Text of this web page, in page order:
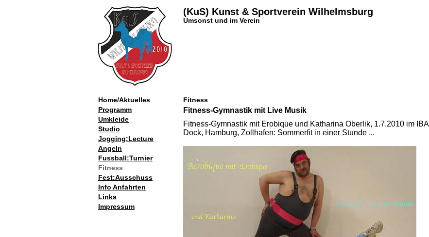
(KuS) Kunst & Sportverein Wilhelmsburg
Umsonst und im Verein
Home/Aktuelles
Programm
Umkleide
Studio
Jogging:Lecture
Angeln
Fussball:Turnier
Fitness
Fest:Ausschuss
Info Anfahrten
Links
Impressum
Fitness
Fitness-Gymnastik mit Live Musik
Fitness-Gymnastik mit Erobique und Katharina Oberlik, 1.7.2010 im IBA
Dock, Hamburg, Zollhafen: Sommerfit in einer Stunde ...